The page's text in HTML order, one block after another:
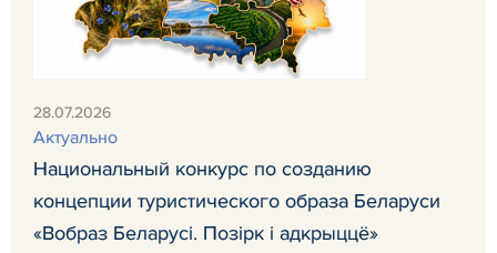
28.07.2026
Актуально
Национальный конкурс по созданию
концепции туристического образа Беларуси
«Вобраз Беларусi. Позiрк i адкрыццё»